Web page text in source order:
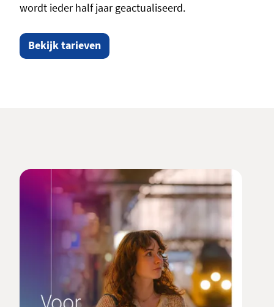
wordt ieder half jaar geactualiseerd.
Bekijk tarieven